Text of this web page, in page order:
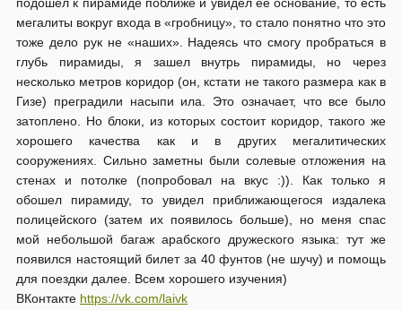
мегалиты вокруг входа в «гробницу», то стало понятно что это
тоже дело рук не «наших». Надеясь что смогу пробраться в
глубь пирамиды, я зашел внутрь пирамиды, но через
несколько метров коридор (он, кстати не такого размера как в
Гизе) преградили насыпи ила. Это означает, что все было
затоплено. Но блоки, из которых состоит коридор, такого же
хорошего качества как и в других мегалитических
сооружениях. Сильно заметны были солевые отложения на
стенах и потолке (попробовал на вкус :)). Как только я
обошел пирамиду, то увидел приближающегося издалека
полицейского (затем их появилось больше), но меня спас
мой небольшой багаж арабского дружеского языка: тут же
появился настоящий билет за 40 фунтов (не шучу) и помощь
для поездки далее. Всем хорошего изучения)
ВКонтакте https://vk.com/laivk